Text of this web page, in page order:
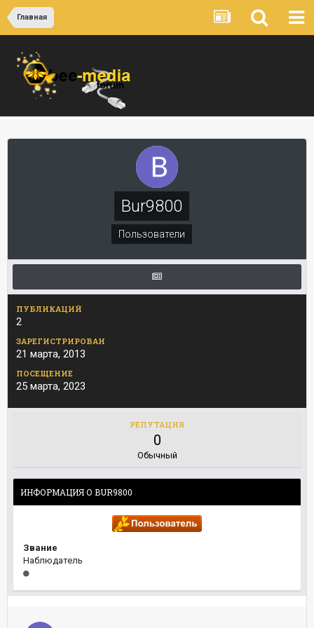
Главная
Bur9800
Пользователи
ПУБЛИКАЦИЙ
2
ЗАРЕГИСТРИРОВАН
21 марта, 2013
ПОСЕЩЕНИЕ
25 марта, 2023
РЕПУТАЦИЯ
0
Обычный
ИНФОРМАЦИЯ О BUR9800
Звание
Наблюдатель